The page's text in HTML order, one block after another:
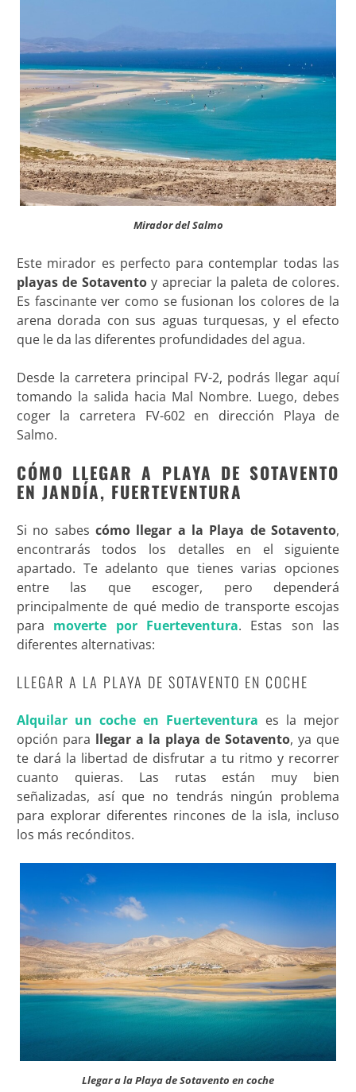
Mirador del Salmo
Este mirador es perfecto para contemplar todas las
playas de Sotaventoy apreciar la paleta de colores.
Es fascinante ver como se fusionan los colores de la
arena dorada con sus aguas turquesas, y el efecto
que le da las diferentes profundidades del agua.
Desde la carretera principal FV-2, podrás llegar aquí
tomando la salida hacia Mal Nombre. Luego, debes
coger la carretera FV-602 en dirección Playa de
Salmo.
CÓMO LLEGAR A PLAYA DE SOTAVENTO
EN JANDÍA, FUERTEVENTURA
Si no sabes cómo llegar a la Playa de Sotavento,
encontrarás todos los detalles en el siguiente
apartado. Te adelanto que tienes varias opciones
entre las que escoger, pero dependerá
principalmente de qué medio de transporte escojas
para moverte por Fuerteventura. Estas son las
diferentes alternativas:
LLEGAR A LA PLAYA DE SOTAVENTO EN COCHE
Alquilar un coche en Fuerteventura es la mejor
opción para llegar a la playa de Sotavento, ya que
te dará la libertad de disfrutar a tu ritmo y recorrer
cuanto quieras. Las rutas están muy bien
señalizadas, así que no tendrás ningún problema
para explorar diferentes rincones de la isla, incluso
los más recónditos.
Llegar a la Playa de Sotavento en coche